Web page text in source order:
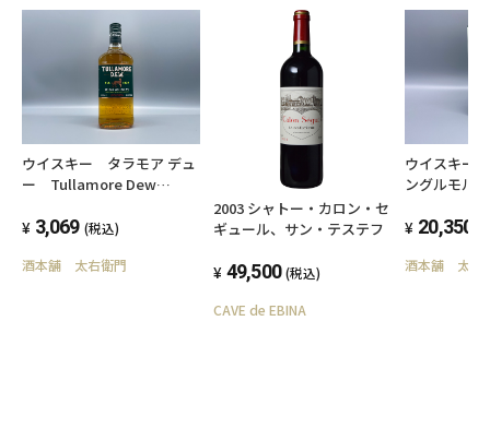
ウイスキー タラモア デュ
ー Tullamore Dew
ウイスキー
3,069 (税込)
酒本舗 太右衛門
2003 シャトー・カロン・セ
ギュール、サン・テステフ
49,500 (税込)
CAVE de EBINA
ウイスキー
ングルモル
Distillery
20,350
酒本舗 太右